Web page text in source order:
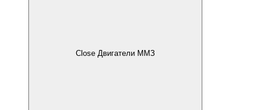
Close Двигатели ММЗ